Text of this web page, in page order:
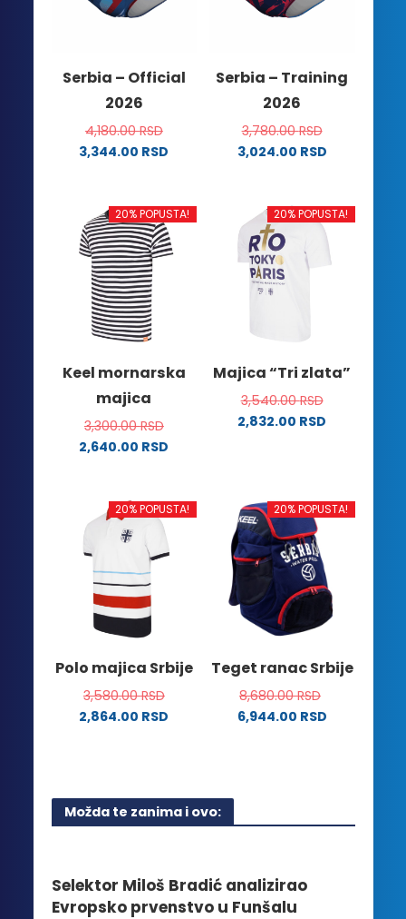
biti
stranici
proizvoda.
izabrane
proizvoda.
Serbia – Official
2026
4,180.00RSD
3,344.00 RSD
ima
više
varijanti.
Opcije
mogu
biti
izabrane
stranici
proizvoda.
Serbia – Training
2026
3,780.00RSD
3,024.00 RSD
ima
više
varijanti.
Opcije
izabrane
stranici
proizvoda.
20% POPUSTA!
Keel mornarska
majica
3,300.00RSD
2,640.00 RSD
ima
više
varijanti.
Opcije
mogu
biti
izabrane
stranici
proizvoda.
20% POPUSTA!
Majica “Tri zlata”
3,540.00RSD
2,832.00 RSD
više
varijanti.
Opcije
mogu
biti
izabrane
na
proizvoda.
20% POPUSTA!
Polo majica Srbije
3,580.00RSD
2,864.00 RSD
više
varijanti.
biti
izabrane
20% POPUSTA!
Teget ranac Srbije
8,680.00RSD
6,944.00 RSD
Možda te zanima i ovo:
Selektor Miloš Bradić analizirao
Evropsko prvenstvo u Funšalu